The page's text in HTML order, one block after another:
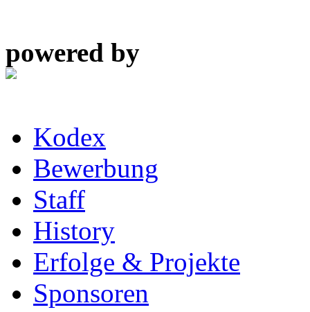
powered by
Kodex
Bewerbung
Staff
History
Erfolge & Projekte
Sponsoren